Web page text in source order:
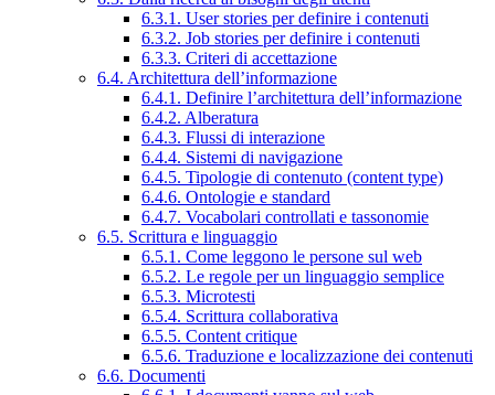
6.3.1. User stories per definire i contenuti
6.3.2. Job stories per definire i contenuti
6.3.3. Criteri di accettazione
6.4. Architettura dell’informazione
6.4.1. Definire l’architettura dell’informazione
6.4.2. Alberatura
6.4.3. Flussi di interazione
6.4.4. Sistemi di navigazione
6.4.5. Tipologie di contenuto (content type)
6.4.6. Ontologie e standard
6.4.7. Vocabolari controllati e tassonomie
6.5. Scrittura e linguaggio
6.5.1. Come leggono le persone sul web
6.5.2. Le regole per un linguaggio semplice
6.5.3. Microtesti
6.5.4. Scrittura collaborativa
6.5.5. Content critique
6.5.6. Traduzione e localizzazione dei contenuti
6.6. Documenti